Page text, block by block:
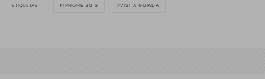
ETIQUETAS IPHONE 3G S VISITA GUIADA